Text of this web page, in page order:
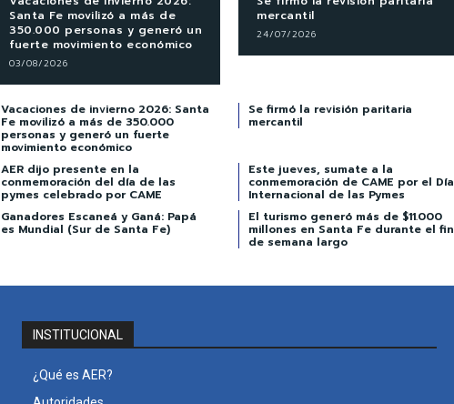
Santa Fe movilizó a más de
350.000 personas y generó un
fuerte movimiento económico
03/08/2026
mercantil
24/07/2026
Vacaciones de invierno 2026: Santa
Fe movilizó a más de 350.000
personas y generó un fuerte
movimiento económico
Se firmó la revisión paritaria
mercantil
AER dijo presente en la
conmemoración del día de las
pymes celebrado por CAME
Este jueves, sumate a la
conmemoración de CAME por el Día
Internacional de las Pymes
Ganadores Escaneá y Ganá: Papá
es Mundial (Sur de Santa Fe)
El turismo generó más de $11.000
millones en Santa Fe durante el fin
de semana largo
INSTITUCIONAL
¿Qué es AER?